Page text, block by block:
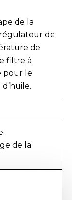
de la
de
de
filtre à
pour le
de la